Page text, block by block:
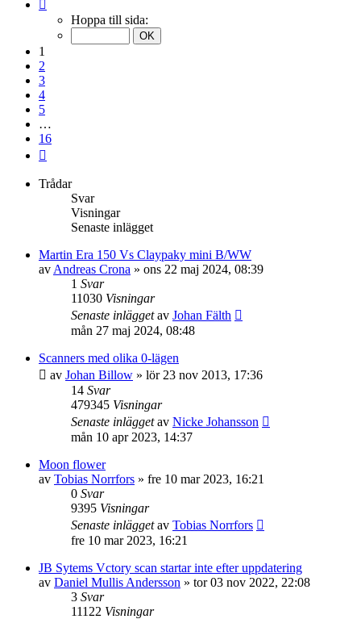
Hoppa till sida:
1
2
3
4
5
…
16
Trådar
Svar
Visningar
Senaste inlägget
Martin Era 150 Vs Claypaky mini B/WW
av Andreas Crona » ons 22 maj 2024, 08:39
1 Svar
11030 Visningar
Senaste inläggetav Johan Fälth
mån 27 maj 2024, 08:48
Scanners med olika 0-lägen
av Johan Billow » lör 23 nov 2013, 17:36
14 Svar
479345 Visningar
Senaste inläggetav Nicke Johansson
mån 10 apr 2023, 14:37
Moon flower
av Tobias Norrfors » fre 10 mar 2023, 16:21
0 Svar
9395 Visningar
Senaste inläggetav Tobias Norrfors
fre 10 mar 2023, 16:21
JB Sytems Vctory scan startar inte efter uppdatering
av Daniel Mullis Andersson » tor 03 nov 2022, 22:08
3 Svar
11122 Visningar